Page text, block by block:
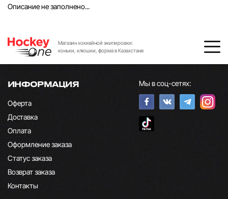
Описание не заполнено...
Магазин хоккейной экипировки:
коньки, клюшки, форма в Казахстане
ИНФОРМАЦИЯ
Оферта
Доставка
Оплата
Оформление заказа
Статус заказа
Возврат заказа
Контакты
Мы в соц-сетях: